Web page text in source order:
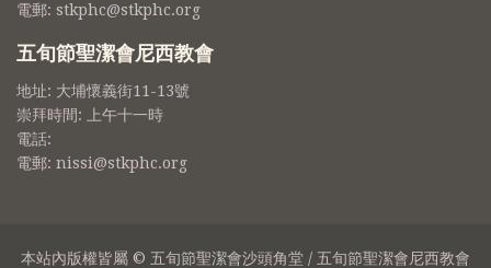
電郵: stkphc@stkphc.org
五旬節聖潔會尼西教會
地址: 大埔懷義街11-13號
崇拜時間: 上午十一時
電話:
電郵: nissi@stkphc.org
本站內版權皆屬 © 五旬節聖潔會沙頭角堂 / 五旬節聖潔會尼西教會